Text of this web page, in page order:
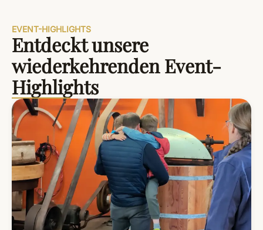
EVENT-HIGHLIGHTS
Entdeckt unsere
wiederkehrenden Event-
Highlights